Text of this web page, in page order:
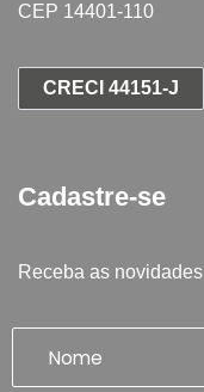
CEP 14401-110
CRECI 44151-J
Cadastre-se
Receba as novidades